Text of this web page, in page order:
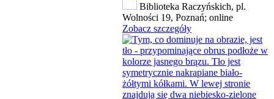
Biblioteka Raczyńskich, pl.
Wolności 19, Poznań; online
Zobacz szczegóły